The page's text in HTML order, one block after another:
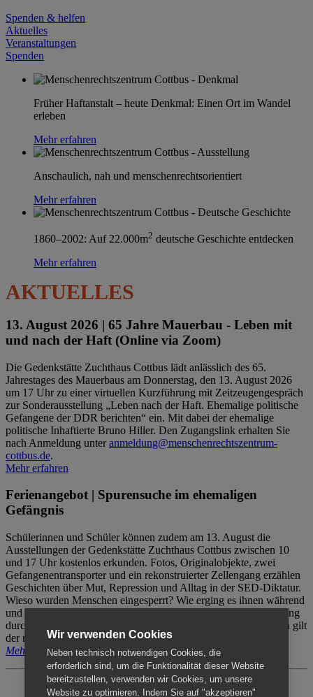
Spenden & helfen
Aktuelles
Veranstaltungen
Spenden
Früher Haftanstalt – heute Denkmal: Einen Ort im Wandel
erleben
Mehr erfahren
Anschaulich, nah und menschenrechtsorientiert
Mehr erfahren
1860–2002: Auf 22.000m2 deutsche Geschichte entdecken
Mehr erfahren
AKTUELLES
13. August 2026 | 65 Jahre Mauerbau - Leben mit
und nach der Haft (Online via Zoom)
Die Gedenkstätte Zuchthaus Cottbus lädt anlässlich des 65.
Jahrestages des Mauerbaus am Donnerstag, den 13. August 2026
um 17 Uhr zu einer virtuellen Kurzführung mit Zeitzeugengespräch
zur Sonderausstellung „Leben nach der Haft. Ehemalige politische
Gefangene der DDR berichten“ ein. Mit dabei der ehemalige
politische Inhaftierte Bruno Hiller. Den Zugangslink erhalten Sie
nach Anmeldung unteranmeldung@menschenrechtszentrum-
cottbus.de.
Mehr erfahren
Ferienangebot | Spurensuche im ehemaligen
Gefängnis
Schülerinnen und Schüler können zudem am 13. August die
Ausstellungen der Gedenkstätte Zuchthaus Cottbus zwischen 10
und 17 Uhr kostenlos erkunden. Fotos, Originalobjekte, zwei
Gefangenentransporter und ein rekonstruierter Zellengang erzählen
Geschichten über Mut, Repression und Alltag in der SED-Diktatur.
Wieso wurden Menschen eingesperrt? Wie erging es ihnen während
und nach der Haft? Der Besuch erfolgt individuell ohne Betreuung
durch das Menschenrechtszentrum Cottbus. Für Begleitpersonen gilt
der reguläre Eintritt (8€ / ermäßigt 5€).
Mehr erfahren
Wir verwenden Cookies
Neben technisch notwendigen Cookies, die
erforderlich sind, um die Funktionalität dieser Website
bereitzustellen, verwenden wir Cookies, um unsere
Website zu optimieren. Indem Sie auf "akzeptieren"